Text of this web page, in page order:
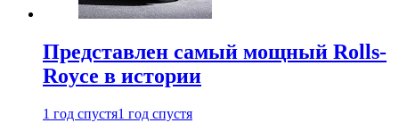
Представлен самый мощный Rolls-
Royce в истории
1 год спустя1 год спустя